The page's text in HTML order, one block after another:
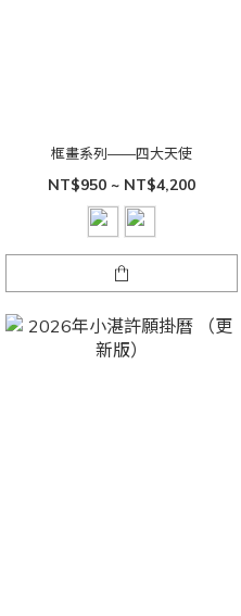
框畫系列——四大天使
NT$950 ~ NT$4,200